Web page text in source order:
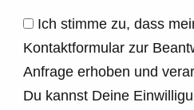
Ich stimme zu, dass
Kontaktformular zur
Anfrage erhoben und
Du kannst Deine